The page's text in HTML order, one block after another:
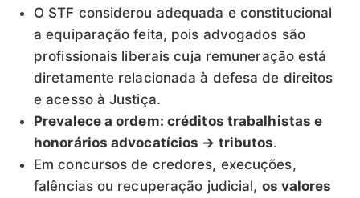
O STF considerou adequada e constitucional
a equiparação feita, pois advogados são
profissionais liberais cuja remuneração está
diretamente relacionada à defesa de direitos
e acesso à Justiça.
Prevalece a ordem: créditos trabalhistas e
honorários advocatícios → tributos.
Em concursos de credores, execuções,
falências ou recuperação judicial, os valores